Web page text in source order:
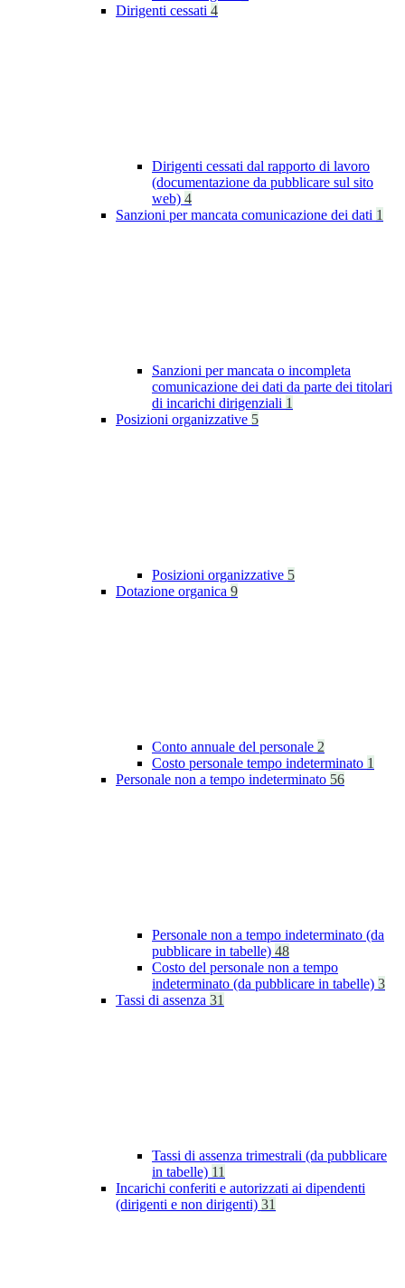
Dirigenti cessati 4
Dirigenti cessati dal rapporto di lavoro
(documentazione da pubblicare sul sito
web) 4
Sanzioni per mancata comunicazione dei dati 1
Sanzioni per mancata o incompleta
comunicazione dei dati da parte dei titolari
di incarichi dirigenziali 1
Posizioni organizzative 5
Posizioni organizzative 5
Dotazione organica 9
Conto annuale del personale 2
Costo personale tempo indeterminato 1
Personale non a tempo indeterminato 56
Personale non a tempo indeterminato (da
pubblicare in tabelle) 48
Costo del personale non a tempo
indeterminato (da pubblicare in tabelle) 3
Tassi di assenza 31
Tassi di assenza trimestrali (da pubblicare
in tabelle) 11
Incarichi conferiti e autorizzati ai dipendenti
(dirigenti e non dirigenti) 31